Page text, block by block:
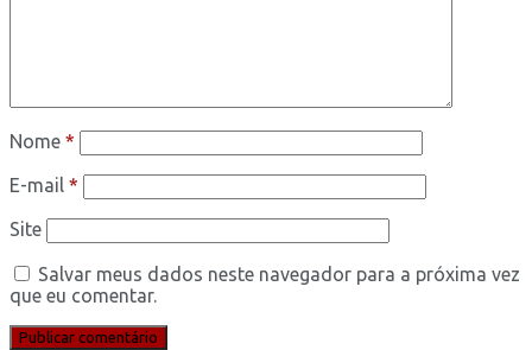
Nome *
E-mail *
Site
Salvar meus dados neste navegador para a próxima vez
que eu comentar.